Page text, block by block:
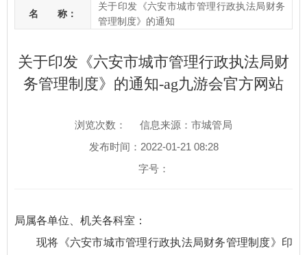
名 称：
关于印发《六安市城市管理行政执法局财务
管理制度》的通知
关于印发《六安市城市管理行政执法局财
务管理制度》的通知-ag九游会官方网站
浏览次数：
信息来源：市城管局
发布时间：2022-01-21 08:28
字号：
局属各单位、机关各科室：
现将《六安市城市管理行政执法局财务管理制度》印